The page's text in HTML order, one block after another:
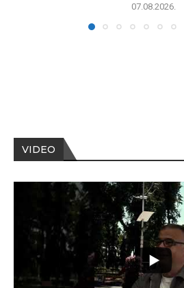
07.08.2026.
VIDEO